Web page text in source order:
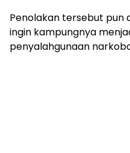
Penolakan tersebut pun
ingin kampungnya
penyalahgunaan